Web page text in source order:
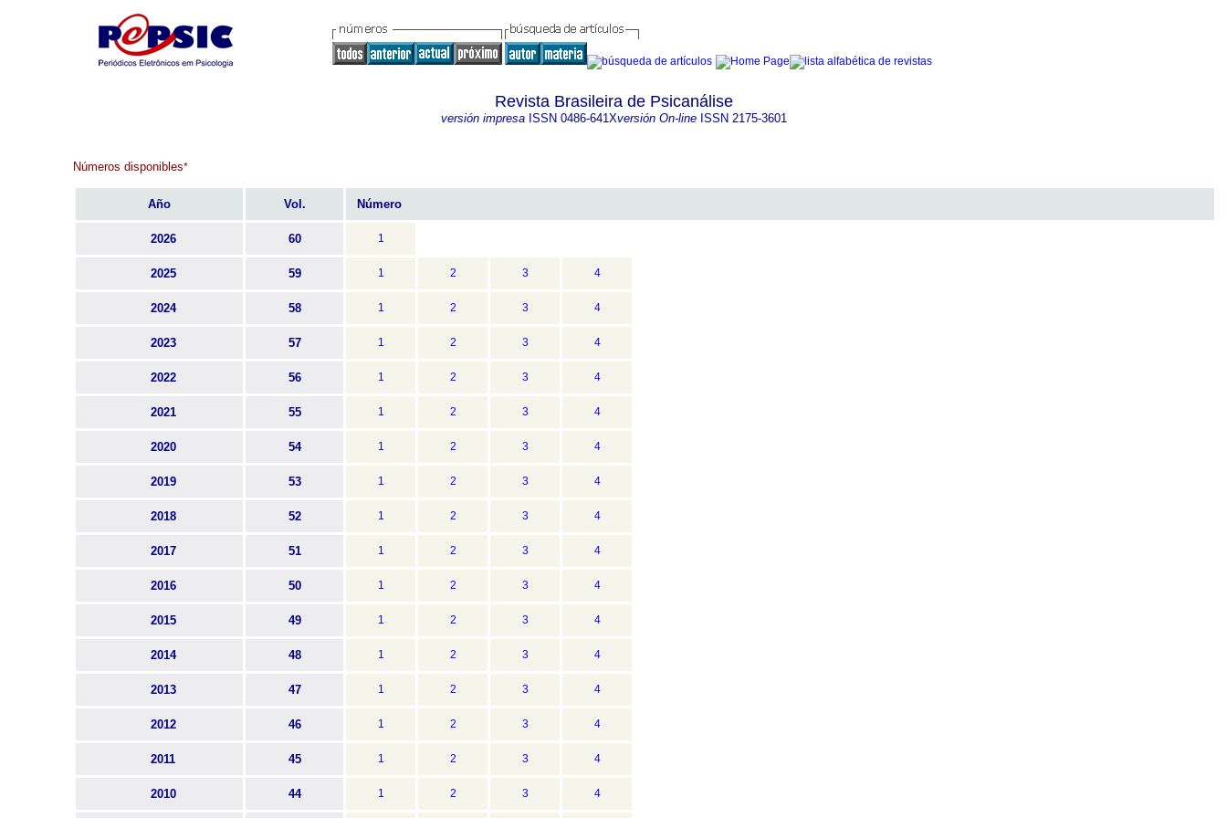
Revista Brasileira de Psicanálise
versión impresaISSN 0486-641Xversión On-lineISSN 2175-3601
Números disponibles*
Año Vol. Número
2026 60 1
2025 59 1 2 3 4
2024 58 1 2 3 4
2023 57 1 2 3 4
2022 56 1 2 3 4
2021 55 1 2 3 4
2020 54 1 2 3 4
2019 53 1 2 3 4
2018 52 1 2 3 4
2017 51 1 2 3 4
2016 50 1 2 3 4
2015 49 1 2 3 4
2014 48 1 2 3 4
2013 47 1 2 3 4
2012 46 1 2 3 4
2011 45 1 2 3 4
2010 44 1 2 3 4